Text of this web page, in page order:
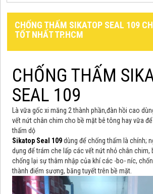
CHỐNG THẤM SIKATOP SEAL 109
TỐT NHẤT TP.HCM
CHỐNG THẤM
SEAL 109
Là vữa gốc xi măng 2 thành phần,đàn hồi cao
vết nứt chân chim cho bề mặt bê tông hay vữa
thấm dộ
Sikatop Seal 109dùng để chống thấm là chính;
dụng để trám che lấp các vết nứt nhỏ chân chim,
chống lại sự thâm nhập của khí các -bo- níc,
thành điểm sương, băng tuyết trên bề mặt.